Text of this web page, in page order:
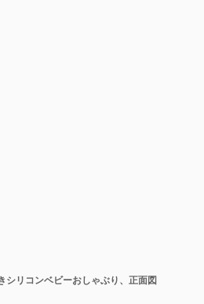
シリコンベビーおしゃぶり、正面図